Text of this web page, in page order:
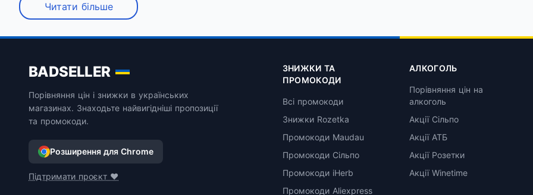
Вибір алкогольних напоїв у місті Васильків
Наш каталог - ретельно відібрана колекція алкогольних напоїв від світових та місцевих виробників,
Ми регулярно оновлюємо інформацію про акції та спеціальні пропозиції в місті Васильків,
нашому сайту, ви завжди зможете знайти актуальні пропозиції від відомих мереж супермаркетів, як-
серед інтернет-магазинів, таких як Маудау, Розетка, Вайнтайм, Алкомаг, та багато інших.
Легкий пошук та інтуїтивний інтерфейс
Читати більше
BADSELLER
Порівняння цін і знижки в українських
магазинах. Знаходьте найвигідніші пропозиції
та промокоди.
Розширення для Chrome
Підтримати проєкт ❤️
ЗНИЖКИ ТА
ПРОМОКОДИ
Всі промокоди
Знижки Rozetka
Промокоди Maudau
Промокоди Сільпо
Промокоди iHerb
Промокоди Aliexpress
АЛКОГОЛЬ
Порівняння цін на
алкоголь
Акції Сільпо
Акції АТБ
Акції Розетки
Акції Winetime